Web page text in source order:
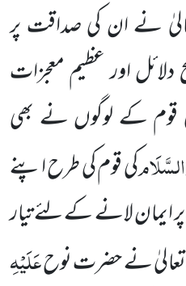
نے ان کی صداقت پر
اور عظیم معجزات
قوم کے لوگوں نے بھی
کی قوم کی طرح اپنے
ایمان لانے کے لئے تیار
تعالیٰ نے حضرت نوحعَلَیْہِ